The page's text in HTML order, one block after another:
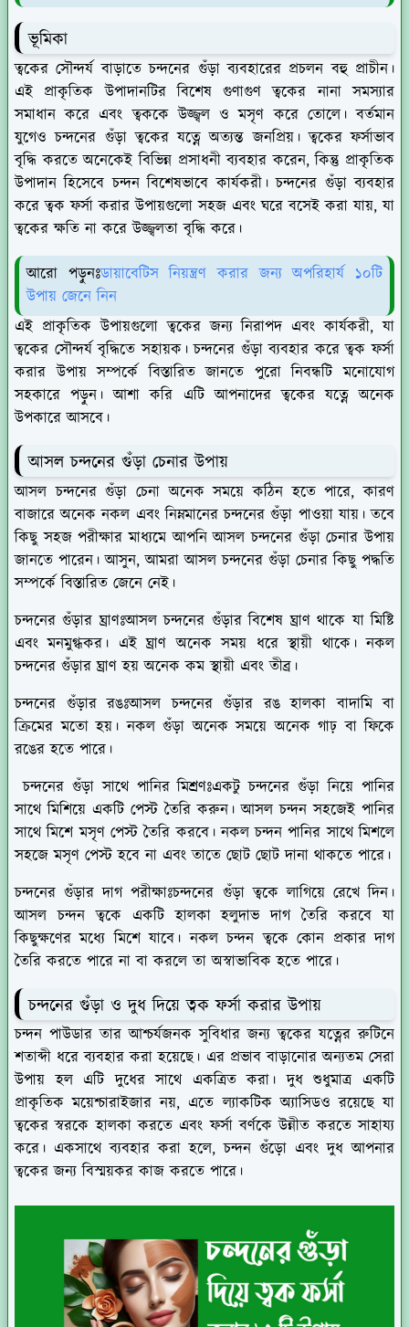
ভূমিকা
ত্বকের সৌন্দর্য বাড়াতে চন্দনের গুঁড়া ব্যবহারের প্রচলন বহু প্রাচীন।
এই প্রাকৃতিক উপাদানটির বিশেষ গুণাগুণ ত্বকের নানা সমস্যার
সমাধান করে এবং ত্বককে উজ্জ্বল ও মসৃণ করে তোলে। বর্তমান
যুগেও চন্দনের গুঁড়া ত্বকের যত্নে অত্যন্ত জনপ্রিয়। ত্বকের ফর্সাভাব
বৃদ্ধি করতে অনেকেই বিভিন্ন প্রসাধনী ব্যবহার করেন, কিন্তু প্রাকৃতিক
উপাদান হিসেবে চন্দন বিশেষভাবে কার্যকরী। চন্দনের গুঁড়া ব্যবহার
করে ত্বক ফর্সা করার উপায়গুলো সহজ এবং ঘরে বসেই করা যায়, যা
ত্বকের ক্ষতি না করে উজ্জ্বলতা বৃদ্ধি করে।
আরো পড়ুনঃডায়াবেটিস নিয়ন্ত্রণ করার জন্য অপরিহার্য ১০টি
উপায় জেনে নিন
এই প্রাকৃতিক উপায়গুলো ত্বকের জন্য নিরাপদ এবং কার্যকরী, যা
ত্বকের সৌন্দর্য বৃদ্ধিতে সহায়ক। চন্দনের গুঁড়া ব্যবহার করে ত্বক ফর্সা
করার উপায় সম্পর্কে বিস্তারিত জানতে পুরো নিবন্ধটি মনোযোগ
সহকারে পড়ুন। আশা করি এটি আপনাদের ত্বকের যত্নে অনেক
উপকারে আসবে।
আসল চন্দনের গুঁড়া চেনার উপায়
আসল চন্দনের গুঁড়া চেনা অনেক সময়ে কঠিন হতে পারে, কারণ
বাজারে অনেক নকল এবং নিম্নমানের চন্দনের গুঁড়া পাওয়া যায়। তবে
কিছু সহজ পরীক্ষার মাধ্যমে আপনি আসল চন্দনের গুঁড়া চেনার উপায়
জানতে পারেন। আসুন, আমরা আসল চন্দনের গুঁড়া চেনার কিছু পদ্ধতি
সম্পর্কে বিস্তারিত জেনে নেই।
চন্দনের গুঁড়ার ঘ্রাণঃআসল চন্দনের গুঁড়ার বিশেষ ঘ্রাণ থাকে যা মিষ্টি
এবং মনমুগ্ধকর। এই ঘ্রাণ অনেক সময় ধরে স্থায়ী থাকে। নকল
চন্দনের গুঁড়ার ঘ্রাণ হয় অনেক কম স্থায়ী এবং তীব্র।
চন্দনের গুঁড়ার রঙঃআসল চন্দনের গুঁড়ার রঙ হালকা বাদামি বা
ক্রিমের মতো হয়। নকল গুঁড়া অনেক সময়ে অনেক গাঢ় বা ফিকে
রঙের হতে পারে।
চন্দনের গুঁড়া সাথে পানির মিশ্রণঃএকটু চন্দনের গুঁড়া নিয়ে পানির
সাথে মিশিয়ে একটি পেস্ট তৈরি করুন। আসল চন্দন সহজেই পানির
সাথে মিশে মসৃণ পেস্ট তৈরি করবে। নকল চন্দন পানির সাথে মিশলে
সহজে মসৃণ পেস্ট হবে না এবং তাতে ছোট ছোট দানা থাকতে পারে।
চন্দনের গুঁড়ার দাগ পরীক্ষাঃচন্দনের গুঁড়া ত্বকে লাগিয়ে রেখে দিন।
আসল চন্দন ত্বকে একটি হালকা হলুদাভ দাগ তৈরি করবে যা
কিছুক্ষণের মধ্যে মিশে যাবে। নকল চন্দন ত্বকে কোন প্রকার দাগ
তৈরি করতে পারে না বা করলে তা অস্বাভাবিক হতে পারে।
চন্দনের গুঁড়া ও দুধ দিয়ে ত্বক ফর্সা করার উপায়
চন্দন পাউডার তার আশ্চর্যজনক সুবিধার জন্য ত্বকের যত্নের রুটিনে
শতাব্দী ধরে ব্যবহার করা হয়েছে। এর প্রভাব বাড়ানোর অন্যতম সেরা
উপায় হল এটি দুধের সাথে একত্রিত করা। দুধ শুধুমাত্র একটি
প্রাকৃতিক ময়েশ্চারাইজার নয়, এতে ল্যাকটিক অ্যাসিডও রয়েছে যা
ত্বকের স্বরকে হালকা করতে এবং ফর্সা বর্ণকে উন্নীত করতে সাহায্য
করে। একসাথে ব্যবহার করা হলে, চন্দন গুঁড়ো এবং দুধ আপনার
ত্বকের জন্য বিস্ময়কর কাজ করতে পারে।